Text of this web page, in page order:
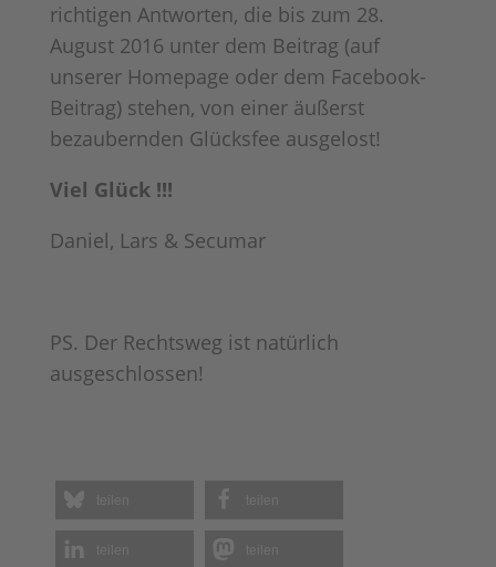
richtigen Antworten, die bis zum 28.
August 2016 unter dem Beitrag (auf
unserer Homepage oder dem Facebook-
Beitrag) stehen, von einer äußerst
bezaubernden Glücksfee ausgelost!
Viel Glück !!!
Daniel, Lars & Secumar
PS. Der Rechtsweg ist natürlich
ausgeschlossen!